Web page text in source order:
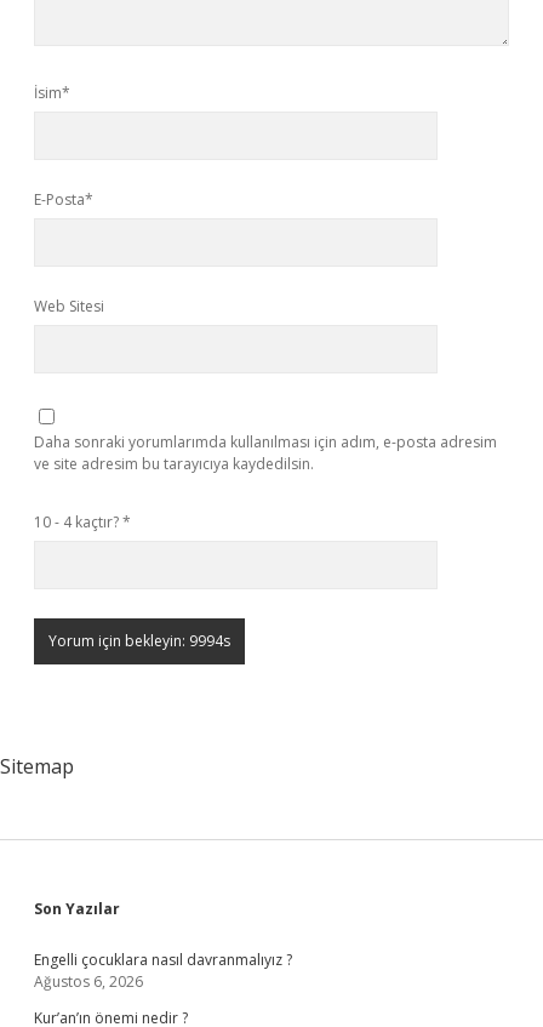
İsim*
E-Posta*
Web Sitesi
Daha sonraki yorumlarımda kullanılması için adım, e-posta adresim
ve site adresim bu tarayıcıya kaydedilsin.
10 - 4 kaçtır?*
Sitemap
Sidebar
Son Yazılar
Engelli çocuklara nasıl davranmalıyız ?
Ağustos 6, 2026
Kur’an’ın önemi nedir ?